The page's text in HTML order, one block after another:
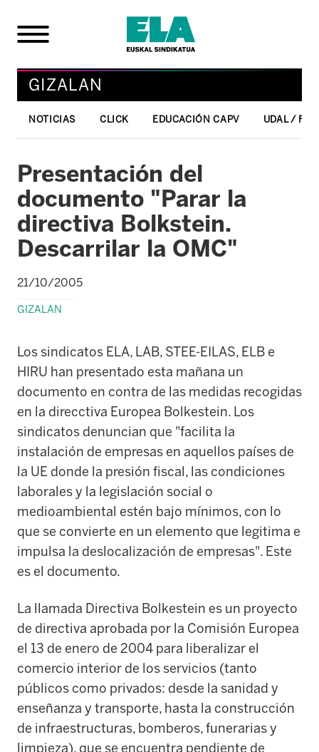
GIZALAN
NOTICIAS CLICK EDUCACIÓN CAPV UDAL /
Presentación del
documento "Parar la
directiva Bolkstein.
Descarrilar la OMC"
21/10/2005
GIZALAN
Los sindicatos ELA, LAB, STEE-EILAS, ELB e
HIRU han presentado esta mañana un
documento en contra de las medidas recogidas
en la direcctiva Europea Bolkestein. Los
sindicatos denuncian que "facilita la
instalación de empresas en aquellos países de
la UE donde la presión fiscal, las condiciones
laborales y la legislación social o
medioambiental estén bajo mínimos, con lo
que se convierte en un elemento que legitima e
impulsa la deslocalización de empresas". Este
es el documento.
La llamada Directiva Bolkestein es un proyecto
de directiva aprobada por la Comisión Europea
el 13 de enero de 2004 para liberalizar el
comercio interior de los servicios (tanto
públicos como privados: desde la sanidad y
enseñanza y transporte, hasta la construcción
de infraestructuras, bomberos, funerarias y
limpieza), que se encuentra pendiente de